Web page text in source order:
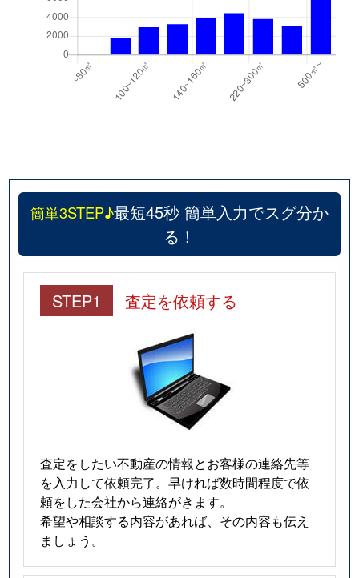
簡単3STEP♪最短45秒 簡単入力でスグ分か
る！
STEP1 査定を依頼する
査定をしたい不動産の情報とお客様の連絡先等
を入力して依頼完了。早ければ数時間程度で依
頼をした会社から連絡がきます。
希望や相談する内容があれば、その内容も伝え
ましょう。